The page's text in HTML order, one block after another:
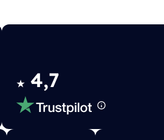
★ 4,7